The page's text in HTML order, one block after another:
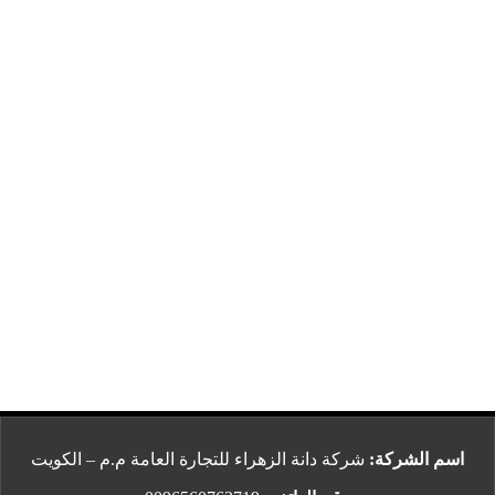
اسم الشركة: شركة دانة الزهراء للتجارة العامة م.م – الكويت